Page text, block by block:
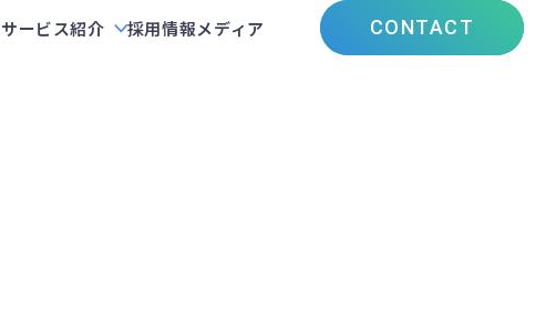
サービス紹介 採用情報メディア CONTACT